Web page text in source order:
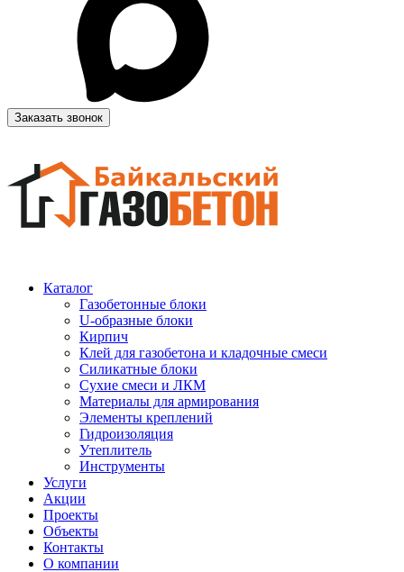
Заказать звонок
Каталог
Газобетонные блоки
U-образные блоки
Кирпич
Клей для газобетона и кладочные смеси
Силикатные блоки
Сухие смеси и ЛКМ
Материалы для армирования
Элементы креплений
Гидроизоляция
Утеплитель
Инструменты
Услуги
Акции
Проекты
Объекты
Контакты
О компании